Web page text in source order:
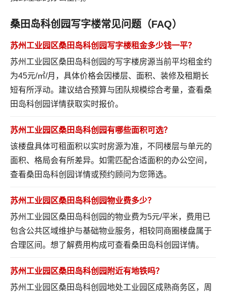
桑田岛科创园写字楼常见问题（FAQ）
苏州工业园区桑田岛科创园写字楼租金多少钱一平？
苏州工业园区桑田岛科创园的写字楼房源当前平均租金约
为45元/㎡/月，具体价格会因楼层、面积、装修及租期长
短有所浮动。建议结合预算与团队规模综合考量， 查看桑
田岛科创园详情获取实时报价。
苏州工业园区桑田岛科创园有哪些面积可选？
该楼盘具体可租面积以实时房源为准，不同楼层与单元的
面积、格局会有所差异。如需匹配合适面积的办公空间，
查看桑田岛科创园详情或预约顾问为您筛选。
苏州工业园区桑田岛科创园物业费多少？
苏州工业园区桑田岛科创园的物业费为5元/平米，费用已
包含公共区域维护与基础物业服务，相较同商圈楼盘属于
合理区间。想了解费用构成可查看桑田岛科创园详情。
苏州工业园区桑田岛科创园附近有地铁吗？
苏州工业园区桑田岛科创园地处工业园区成熟商务区，周